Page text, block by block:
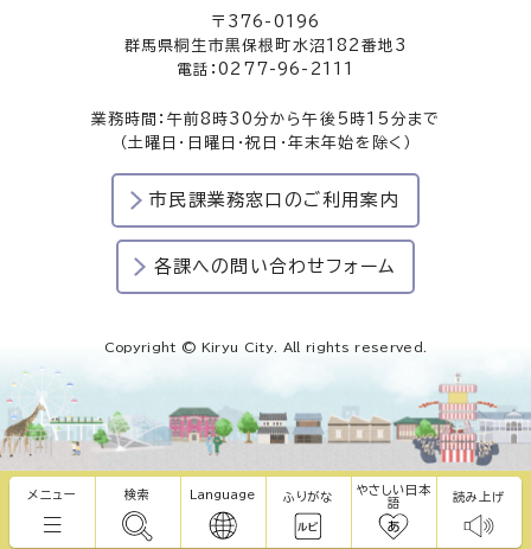
メニュー 検索 Language ふりがな
やさしい日本
語
読み上げ
〒376-0196
群馬県桐生市黒保根町水沼182番地3
電話：0277-96-2111
業務時間：午前8時30分から午後5時15分まで
（土曜日・日曜日・祝日・年末年始を除く）
市民課業務窓口のご利用案内
各課への問い合わせフォーム
Copyright © Kiryu City. All rights reserved.